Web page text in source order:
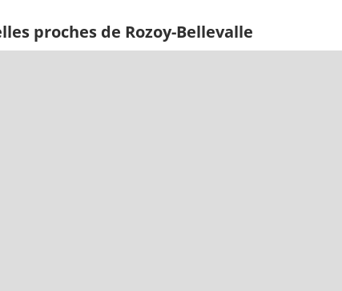
proches de Rozoy-Bellevalle